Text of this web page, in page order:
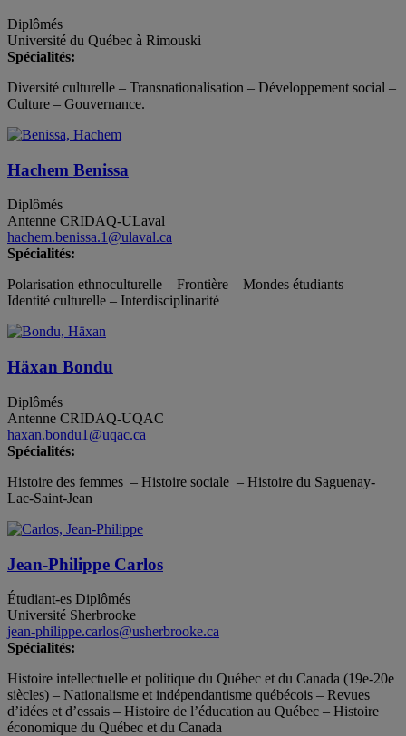
Diplômés
Université du Québec à Rimouski
Spécialités:
Diversité culturelle – Transnationalisation – Développement social –
Culture – Gouvernance.
Hachem Benissa
Diplômés
Antenne CRIDAQ-ULaval
hachem.benissa.1@ulaval.ca
Spécialités:
Polarisation ethnoculturelle – Frontière – Mondes étudiants –
Identité culturelle – Interdisciplinarité
Häxan Bondu
Diplômés
Antenne CRIDAQ-UQAC
haxan.bondu1@uqac.ca
Spécialités:
Histoire des femmes – Histoire sociale – Histoire du Saguenay-
Lac-Saint-Jean
Jean-Philippe Carlos
Étudiant-es Diplômés
Université Sherbrooke
jean-philippe.carlos@usherbrooke.ca
Spécialités:
Histoire intellectuelle et politique du Québec et du Canada (19e-20e
siècles) – Nationalisme et indépendantisme québécois – Revues
d’idées et d’essais – Histoire de l’éducation au Québec – Histoire
économique du Québec et du Canada